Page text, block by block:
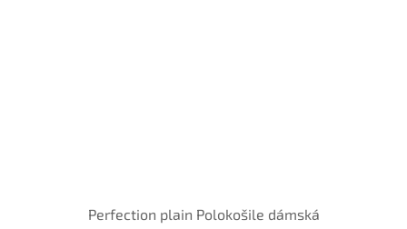
Perfection plain Polokošile dámská